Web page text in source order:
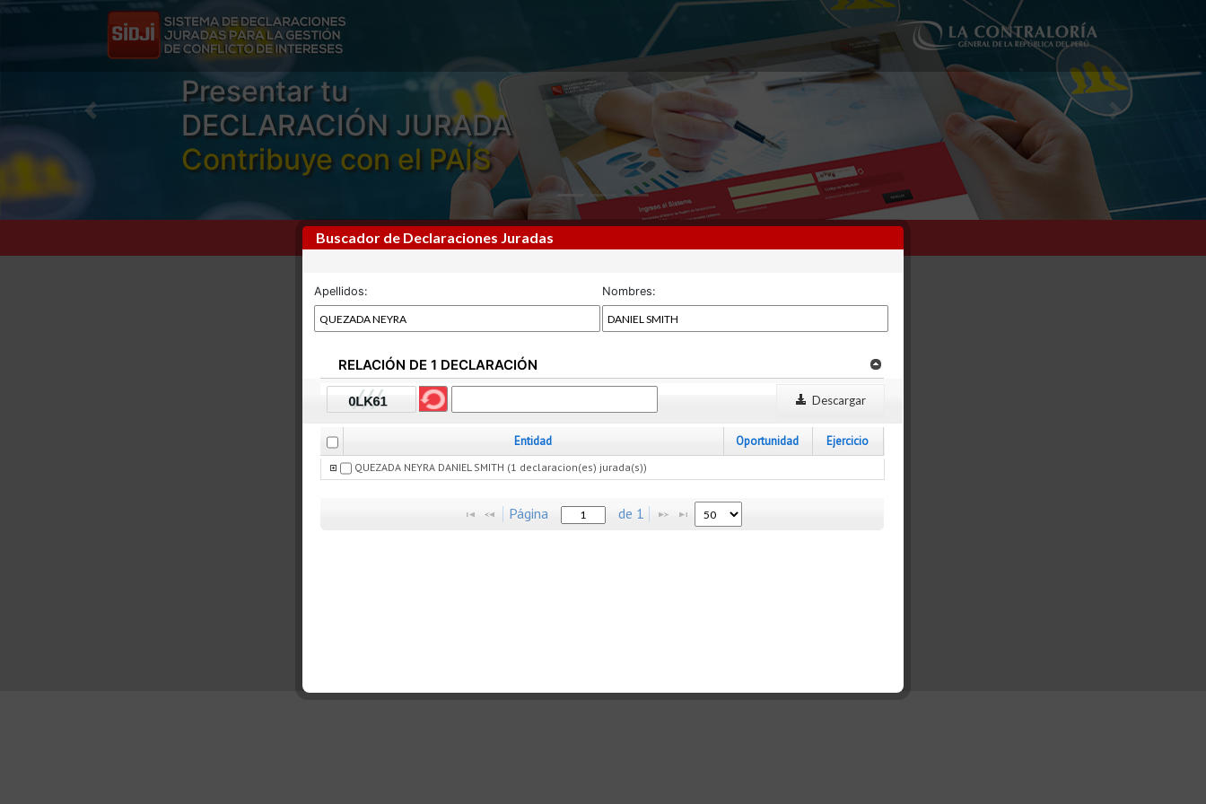
Presentar tu
DECLARACIÓN JURADA
Contribuye con el PAÍS
Previous Next
Buscador de Declaraciones Juradas
Apellidos: Nombres:
RELACIÓN DE 1 DECLARACIÓN
Descargar
Entidad Oportunidad Ejercicio
QUEZADA NEYRA DANIEL SMITH (1 declaracion(es) jurada(s))
Página de 1